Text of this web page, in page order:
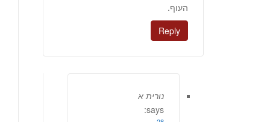
העוף.
Reply
נורית א
says: